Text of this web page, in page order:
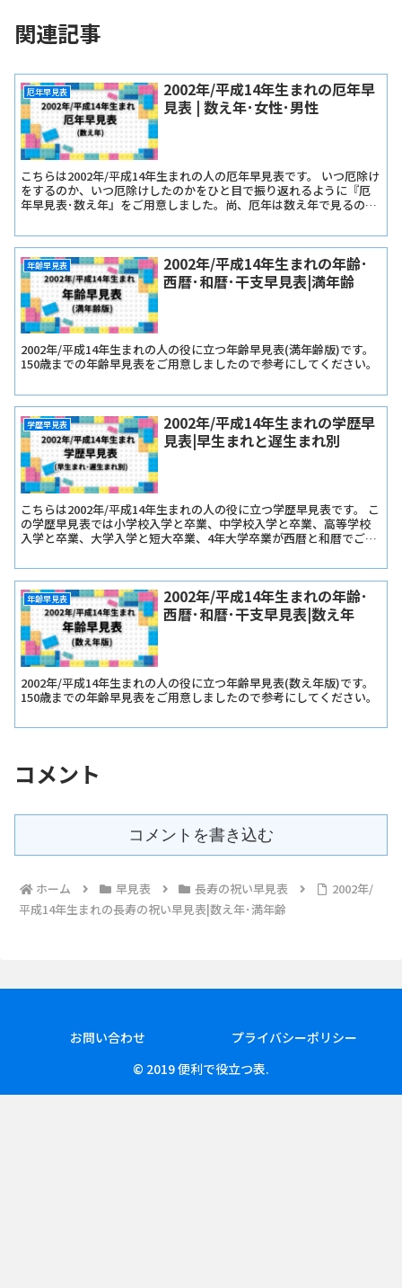
関連記事
厄年早見表
2002年/平成14年生まれの厄年早
見表 | 数え年･女性･男性
こちらは2002年/平成14年生まれの人の厄年早見表です。 いつ厄除け
をするのか、いつ厄除けしたのかをひと目で振り返れるように『厄
年早見表･数え年』をご用意しました。尚、厄年は数え年で見るので
年齢早見表
2002年/平成14年生まれの年齢･
西暦･和暦･干支早見表|満年齢
2002年/平成14年生まれの人の役に立つ年齢早見表(満年齢版)です。
150歳までの年齢早見表をご用意しましたので参考にしてください。
学歴早見表
2002年/平成14年生まれの学歴早
見表|早生まれと遅生まれ別
こちらは2002年/平成14年生まれの人の役に立つ学歴早見表です。 こ
の学歴早見表では小学校入学と卒業、中学校入学と卒業、高等学校
入学と卒業、大学入学と短大卒業、4年大学卒業が西暦と和暦でご確
年齢早見表
2002年/平成14年生まれの年齢･
西暦･和暦･干支早見表|数え年
2002年/平成14年生まれの人の役に立つ年齢早見表(数え年版)です。
150歳までの年齢早見表をご用意しましたので参考にしてください。
コメント
コメントを書き込む
ホーム 早見表 長寿の祝い早見表
2002年/
平成14年生まれの長寿の祝い早見表|数え年･満年齢
お問い合わせ
プライバシーポリシー
© 2019 便利で役立つ表.